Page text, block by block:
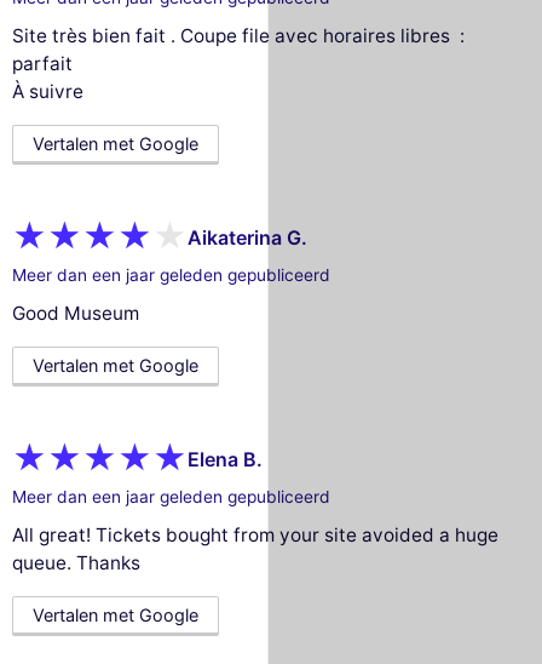
Site très bien fait . Coupe file avec horaires libres :
parfait
À suivre
Vertalen met Google
Aikaterina G.
Meer dan een jaar geleden gepubliceerd
Good Museum
Vertalen met Google
Elena B.
Meer dan een jaar geleden gepubliceerd
All great! Tickets bought from your site avoided a huge
queue. Thanks
Vertalen met Google